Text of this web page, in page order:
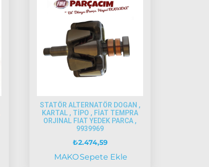
STATÖR ALTERNATÖR DOGAN ,
KARTAL , TİPO , FİAT TEMPRA
ORJINAL FIAT YEDEK PARCA ,
9939969
₺2.474,59
MAKOSepete Ekle